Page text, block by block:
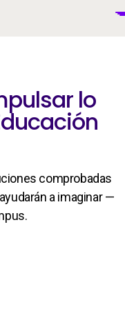
lo
comprobadas
a imaginar —